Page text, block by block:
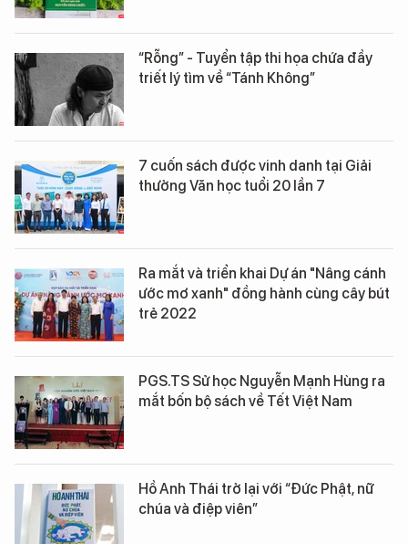
“Rỗng” - Tuyển tập thi họa chứa đầy
triết lý tìm về “Tánh Không”
7 cuốn sách được vinh danh tại Giải
thưởng Văn học tuổi 20 lần 7
Ra mắt và triển khai Dự án "Nâng cánh
ước mơ xanh" đồng hành cùng cây bút
trẻ 2022
PGS.TS Sử học Nguyễn Mạnh Hùng ra
mắt bốn bộ sách về Tết Việt Nam
Hồ Anh Thái trở lại với “Đức Phật, nữ
chúa và điệp viên”